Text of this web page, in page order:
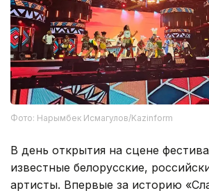
Фото: Нарымбек Исмагулов/Kazinform
В день открытия на сцене
известные белорусские,
артисты. Впервые за историю